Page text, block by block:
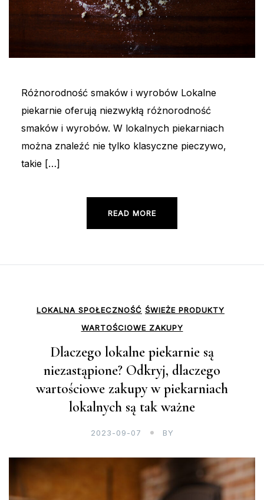
Różnorodność smaków i wyrobów Lokalne
piekarnie oferują niezwykłą różnorodność
smaków i wyrobów. W lokalnych piekarniach
można znaleźć nie tylko klasyczne pieczywo,
takie […]
READ MORE
LOKALNA SPOŁECZNOŚĆ ŚWIEŻE PRODUKTY
WARTOŚCIOWE ZAKUPY
Dlaczego lokalne piekarnie są
niezastąpione? Odkryj, dlaczego
wartościowe zakupy w piekarniach
lokalnych są tak ważne
2023-09-07 BY